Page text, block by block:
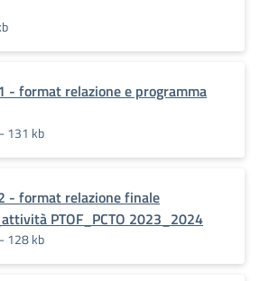
- format relazione e programma
131 kb
- format relazione finale
PTOF_PCTO 2023_2024
128 kb